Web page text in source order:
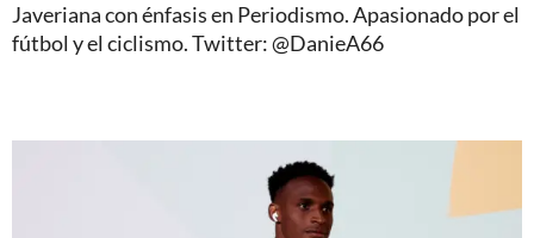
Javeriana con énfasis en Periodismo. Apasionado por el
fútbol y el ciclismo. Twitter: @DanieA66